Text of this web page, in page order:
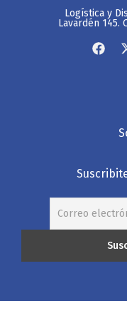
Logística y
Lavardén 145.